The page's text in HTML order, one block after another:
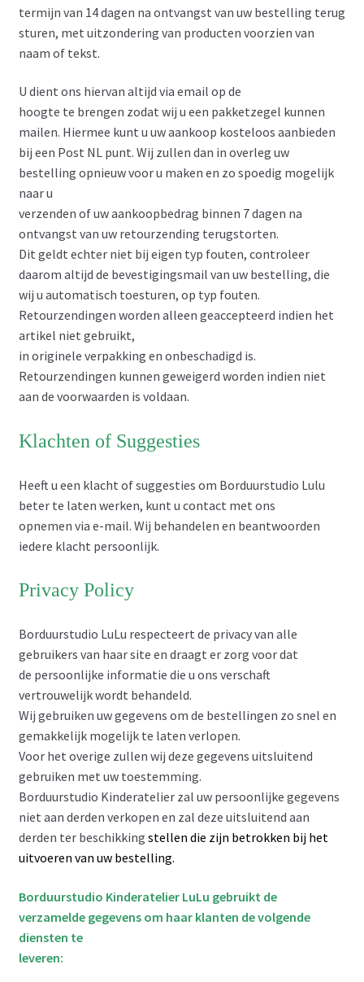
termijn van 14 dagen na ontvangst van uw bestelling terug
sturen, met uitzondering van producten voorzien van
naam of tekst.
U dient ons hiervan altijd via email op de
hoogte te brengen zodat wij u een pakketzegel kunnen
mailen. Hiermee kunt u uw aankoop kosteloos aanbieden
bij een Post NL punt. Wij zullen dan in overleg uw
bestelling opnieuw voor u maken en zo spoedig mogelijk
naar u
verzenden of uw aankoopbedrag binnen 7 dagen na
ontvangst van uw retourzending terugstorten.
Dit geldt echter niet bij eigen typ fouten, controleer
daarom altijd de bevestigingsmail van uw bestelling, die
wij u automatisch toesturen, op typ fouten.
Retourzendingen worden alleen geaccepteerd indien het
artikel niet gebruikt,
in originele verpakking en onbeschadigd is.
Retourzendingen kunnen geweigerd worden indien niet
aan de voorwaarden is voldaan.
Klachten of Suggesties
Heeft u een klacht of suggesties om Borduurstudio Lulu
beter te laten werken, kunt u contact met ons
opnemen via e-mail. Wij behandelen en beantwoorden
iedere klacht persoonlijk.
Privacy Policy
Borduurstudio LuLu respecteert de privacy van alle
gebruikers van haar site en draagt er zorg voor dat
de persoonlijke informatie die u ons verschaft
vertrouwelijk wordt behandeld.
Wij gebruiken uw gegevens om de bestellingen zo snel en
gemakkelijk mogelijk te laten verlopen.
Voor het overige zullen wij deze gegevens uitsluitend
gebruiken met uw toestemming.
Borduurstudio Kinderatelier zal uw persoonlijke gegevens
niet aan derden verkopen en zal deze uitsluitend aan
derden ter beschikking stellen die zijn betrokken bij het
uitvoeren van uw bestelling.
Borduurstudio Kinderatelier LuLu gebruikt de
verzamelde gegevens om haar klanten de volgende
diensten te
leveren: